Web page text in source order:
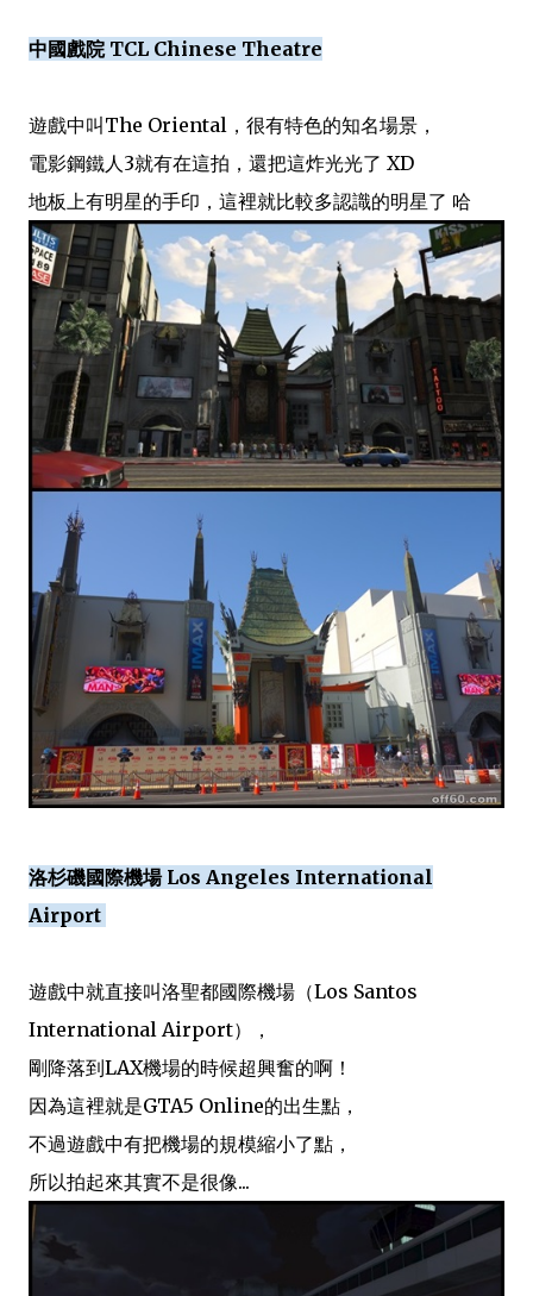
中國戲院 TCL Chinese Theatre
遊戲中叫The Oriental，很有特色的知名場景，
電影鋼鐵人3就有在這拍，還把這炸光光了 XD
地板上有明星的手印，這裡就比較多認識的明星了 哈
洛杉磯國際機場 Los Angeles International
Airport
遊戲中就直接叫洛聖都國際機場（Los Santos
International Airport），
剛降落到LAX機場的時候超興奮的啊！
因為這裡就是GTA5 Online的出生點，
不過遊戲中有把機場的規模縮小了點，
所以拍起來其實不是很像...